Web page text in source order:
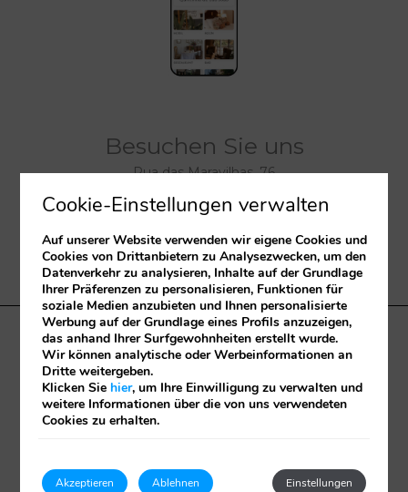
Besuchen Sie uns
Rua das Maravilhas, 76
Madeira-Portugal
32°38'53.977"N 16°55'12.37"W.
Geschäftsbedingungen Portugal 2020
Cookies policy
RNT – 5565
Entwickelt von
Meine Buchung
Cookie-Einstellungen verwalten
Auf unserer Website verwenden wir eigene Cookies und
Cookies von Drittanbietern zu Analysezwecken, um den
Datenverkehr zu analysieren, Inhalte auf der Grundlage
Ihrer Präferenzen zu personalisieren, Funktionen für
soziale Medien anzubieten und Ihnen personalisierte
Werbung auf der Grundlage eines Profils anzuzeigen,
das anhand Ihrer Surfgewohnheiten erstellt wurde.
Wir können analytische oder Werbeinformationen an
Dritte weitergeben.
Klicken Siehier, um Ihre Einwilligung zu verwalten und
weitere Informationen über die von uns verwendeten
Cookies zu erhalten.
Akzeptieren Einstellungen
Ablehnen